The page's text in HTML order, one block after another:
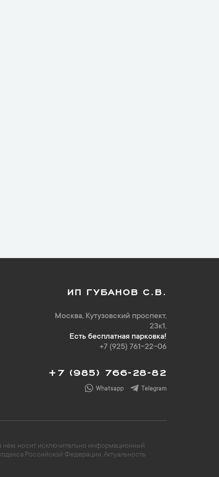
ИП ГУБАНОВ С.В.
Москва, Кутузовский проспект,
23к1,
Есть бесплатная парковка!
+7 (925) 761-22-06
+7 (985) 766-28-82
Whatsapp Telegram
нём, носит исключительно информационный
Российской Федерации. Актуальность